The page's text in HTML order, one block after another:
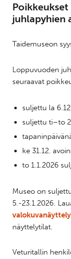
juhlapyhien
Taidemuseon
Loppuvuoden
seuraavat
suljettu la
suljettu ti–to
ke 31.12.
to 1.1.2026
Museo on
5.-23.1.2026.
näyttelytilat.
Veturitallin